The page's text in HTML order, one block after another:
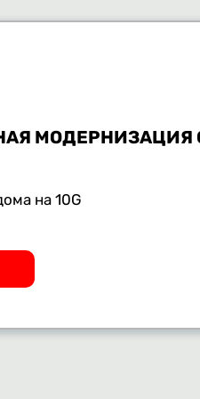
МОДЕРНИЗАЦИЯ
на 10G